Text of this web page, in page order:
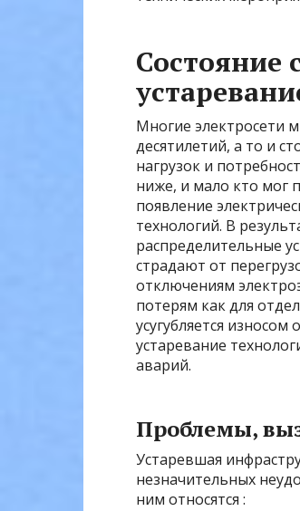
Состояние
Многие электросети
десятилетий, а то и
нагрузок и
ниже, и мало кто мог
появление
технологий. В
распределительные
страдают от
отключениям
потерям как для
усугубляется
устаревание
аварий.
Проблемы,
Устаревшая
незначительных
ним относятся :